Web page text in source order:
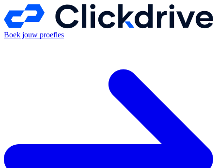
Boek jouw proefles